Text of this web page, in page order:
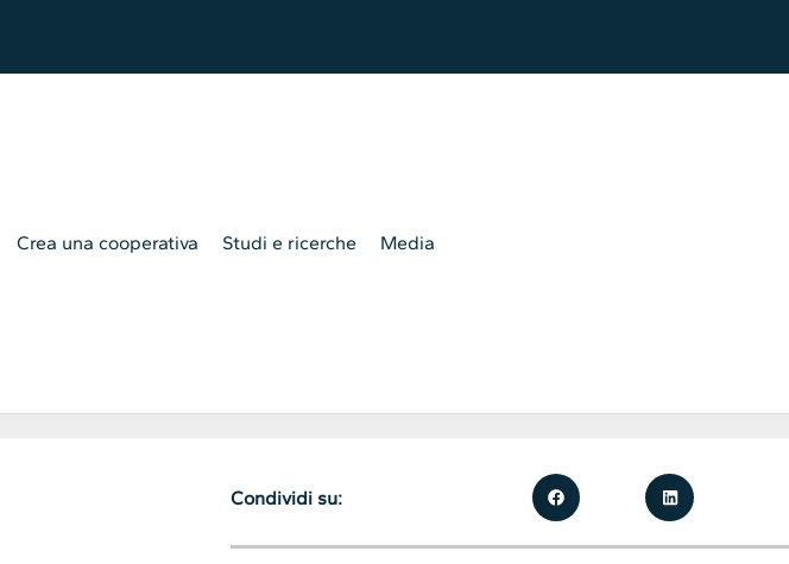
Crea una cooperativa Studi e ricerche Media
Condividi su: